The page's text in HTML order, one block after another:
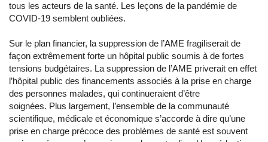
tous les acteurs de la santé. Les leçons de la pandémie de
COVID-19 semblent oubliées.
Sur le plan financier, la suppression de l’AME fragiliserait de
façon extrêmement forte un hôpital public soumis à de fortes
tensions budgétaires. La suppression de l’AME priverait en effet
l’hôpital public des financements associés à la prise en charge
des personnes malades, qui continueraient d’être
soignées. Plus largement, l’ensemble de la communauté
scientifique, médicale et économique s’accorde à dire qu’une
prise en charge précoce des problèmes de santé est souvent